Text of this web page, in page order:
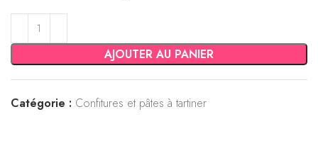
AJOUTER AU PANIER
Catégorie : Confitures et pâtes à tartiner